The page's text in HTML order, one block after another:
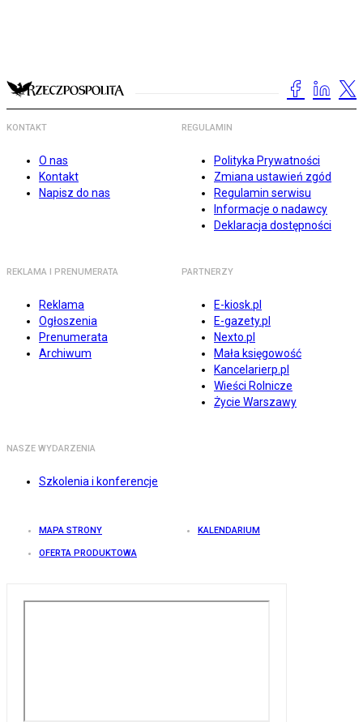
KONTAKT
O nas
Kontakt
Napisz do nas
REGULAMIN
Polityka Prywatności
Zmiana ustawień zgód
Regulamin serwisu
Informacje o nadawcy
Deklaracja dostępności
REKLAMA I PRENUMERATA
Reklama
Ogłoszenia
Prenumerata
Archiwum
PARTNERZY
E-kiosk.pl
E-gazety.pl
Nexto.pl
Mała księgowość
Kancelarierp.pl
Wieści Rolnicze
Życie Warszawy
NASZE WYDARZENIA
Szkolenia i konferencje
MAPA STRONY KALENDARIUM
OFERTA PRODUKTOWA